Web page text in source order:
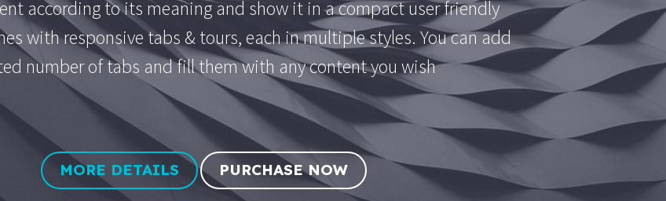
according to its meaning and show it in a compact user friendly
with responsive tabs & tours, each in multiple styles. You can add
number of tabs and fill them with any content you wish!
PURCHASE NOW
MORE DETAILS